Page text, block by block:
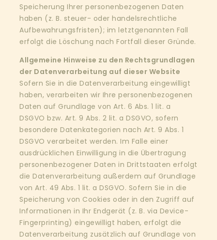
Speicherung Ihrer personenbezogenen Daten
haben (z. B. steuer- oder handelsrechtliche
Aufbewahrungsfristen); im letztgenannten Fall
erfolgt die Löschung nach Fortfall dieser Gründe.
Allgemeine Hinweise zu den Rechtsgrundlagen
der Datenverarbeitung auf dieser Website
Sofern Sie in die Datenverarbeitung eingewilligt
haben, verarbeiten wir Ihre personenbezogenen
Daten auf Grundlage von Art. 6 Abs. 1 lit. a
DSGVO bzw. Art. 9 Abs. 2 lit. a DSGVO, sofern
besondere Datenkategorien nach Art. 9 Abs. 1
DSGVO verarbeitet werden. Im Falle einer
ausdrücklichen Einwilligung in die Übertragung
personenbezogener Daten in Drittstaaten erfolgt
die Datenverarbeitung außerdem auf Grundlage
von Art. 49 Abs. 1 lit. a DSGVO. Sofern Sie in die
Speicherung von Cookies oder in den Zugriff auf
Informationen in Ihr Endgerät (z. B. via Device-
Fingerprinting) eingewilligt haben, erfolgt die
Datenverarbeitung zusätzlich auf Grundlage von